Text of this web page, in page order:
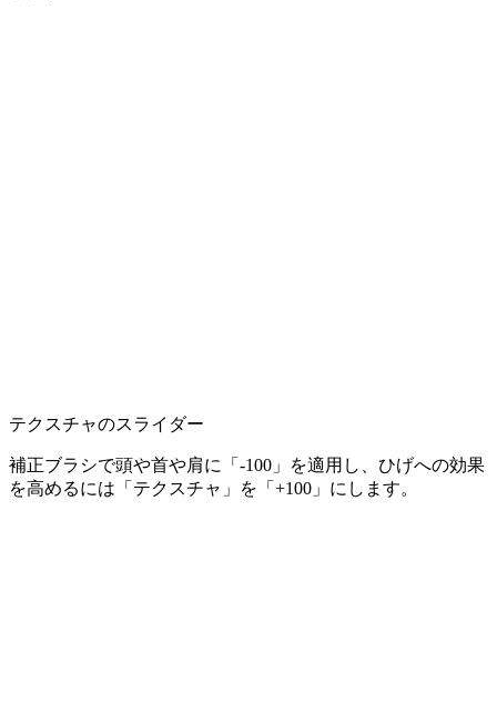
テクスチャのスライダー
補正ブラシで頭や首や肩に「-100」を適用し、ひげへの効果
を高めるには「テクスチャ」を「+100」にします。